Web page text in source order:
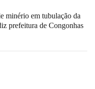
minério em tubulação da
prefeitura de Congonhas